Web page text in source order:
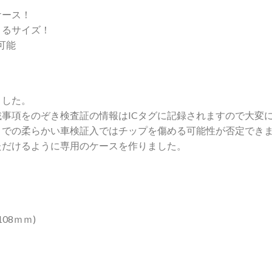
ス！
サイズ！
能
た。
項をのぞき検査証の情報はICタグに記録されますので大変に
の柔らかい車検証入ではチップを傷める可能性が否定できま
けるように専用のケースを作りました。
ｍｍ)